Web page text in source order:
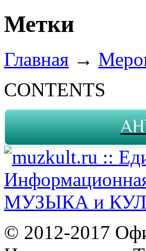
Метки
Главная →
CONTENTS
© 2012-2017